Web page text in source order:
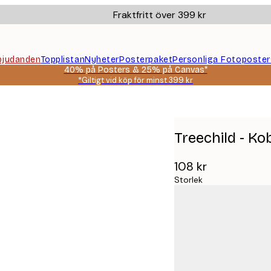
Fraktfritt över 399 kr
TopplistanNyheterPosterpaketPersonliga
40% på Posters & 25% på Canvas*
*Giltigt vid köp för minst 399 kr
Treechild -
108 kr
Storlek